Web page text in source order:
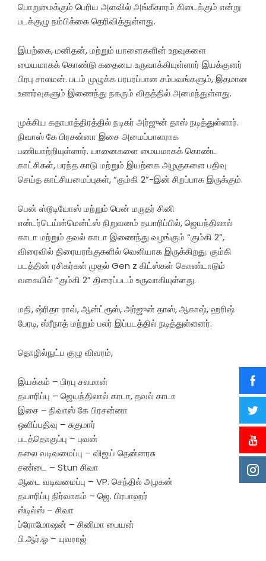
பொறுமைக்கும் பெரிய அளவில் அங்கீகாரம் கிடைக்கும் என்று
படக்குழு நம்பிக்கை தெரிவித்துள்ளது.
இயற்கை, மனிதன், மற்றும் யானைகளின் உறவுகளை
மையமாகக் கொண்டு கதையை உருவாக்கியுள்ளார் இயக்குனர்
பிரபு சாலமன். படம் முழுக்க பரபரப்பான சம்பவங்களும், இதமான
உணர்வுகளும் இணைந்து நகரும் விதத்தில் அமைந்துள்ளது.
முக்கிய கதாபாத்திரத்தில் நடிகர் அர்ஜுன் தாஸ் நடித்துள்ளார்.
நிவாஸ் கே பிரசன்னா இசை அமைப்பாளராக
பணியாற்றியுள்ளார். யானைகளை மையமாகக் கொண்ட
காட்சிகள், பரந்த காடு மற்றும் இயற்கை அழகுகளை பதிவு
செய்த காட்சியமைப்புகள், “கும்கி 2”-இன் சிறப்பாக இருக்கும்.
பென் ஸ்டூடியோஸ் மற்றும் பென் மருதர் சினி
என்டர்டெய்ன்மென்ட்ஸ் நிறுவனம் தயாரிப்பில், ஜெயந்திலால்
காடா மற்றும் தவல் காடா இணைந்து வழங்கும் “கும்கி 2”,
விரைவில் திரையரங்குகளில் வெளியாக இருக்கிறது. கும்கி
படத்தின் ரசிகர்கள் முதல் Gen z கிட்ஸ்கள் கொண்டாடும்
வகையில் “கும்கி 2” திரைப்படம் உருவாகியுள்ளது.
மதி, ஷ்ரிதா ராவ், ஆன்ட்ரூஸ், அர்ஜுன் தாஸ், ஆகாஷ், ஹரிஷ்
பேரடி, ஸ்ரீநாத் மற்றும் பலர் இப்படத்தில் நடித்துள்ளனர்.
தொழில்நுட்ப குழு விவரம்,
இயக்கம் – பிரபு சலமான்
தயாரிப்பு – ஜெயந்திலால் காடா, தவல் காடா
இசை – நிவாஸ் கே பிரசன்னா
ஒளிப்பதிவு – சுகுமார்
படத்தொகுப்பு – புவன்
கலை வடிவமைப்பு – விஜய் தென்னரசு
சண்டை – Stun சிவா
ஆடை வடிவமைப்பு – VP. செந்தில் அழகன்
தயாரிப்பு நிர்வாகம் – ஜெ. பிரபாஹர்
ஸ்டில்ஸ் – சிவா
ப்ரோமோஷன் – சினிமா பையன்
பி.ஆர்.ஓ – யுவராஜ்